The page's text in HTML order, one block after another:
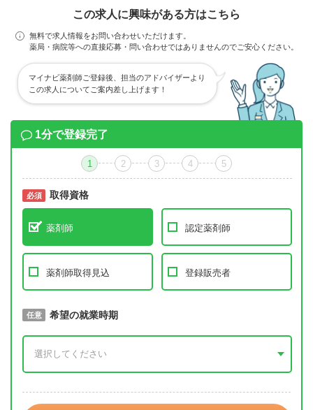
この求人に興味がある方はこちら
無料で求人情報をお問い合わせいただけます。
薬局・病院等への直接応募・問い合わせではありませんのでご安心ください。
マイナビ薬剤師ご登録後、担当のアドバイザーより
この求人についてご案内差し上げます！
1分で登録完了
1 2 3 4 5
必須 取得資格
薬剤師 認定薬剤師
薬剤師取得見込 登録販売者
必須 取得予定年
任意 希望の就業時期